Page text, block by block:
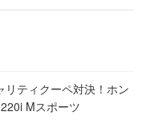
リティクーペ対決！ホン
Mスポーツ